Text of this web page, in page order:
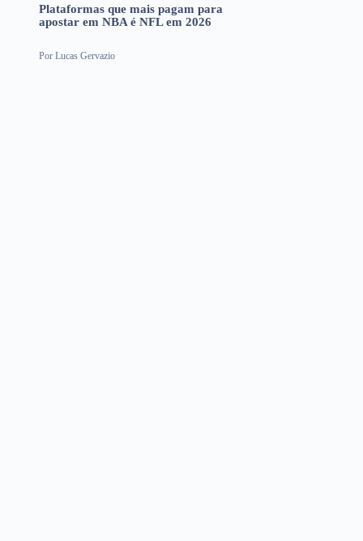
Plataformas que mais pagam para
apostar em NBA é NFL em 2026
Por Lucas Gervazio